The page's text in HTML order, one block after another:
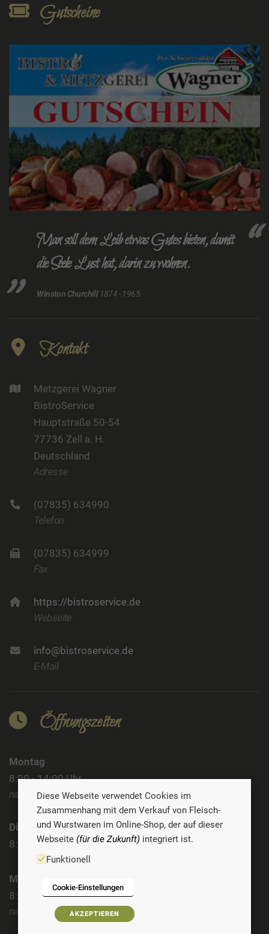
Gutscheine
Man soll dem Leib etwas Gutes bieten, damit
die Seele Lust hat, darin zu wohnen.
Winston Churchill1874 - 1965
Kontakt
Metzgerei Wagner
BistroService
Hauptstraße 50-54
77736 Zell a. H.
Deutschland
Adresse
(07835) 634990
Telefon
(07835) 634999
Fax
https://bistroservice.de
Webseite
info@bistroservice.de
E-Mail
Öffnungszeiten
Montag
8:00 - 14:00 Uhr
nachmittags geschlossen
Dienstag
8:00 - 14:00 Uhr
Mittwoch
8:00 - 14:00 Uhr
nachmittags geschlossen
Diese Webseite verwendet Cookies im
Zusammenhang mit dem Verkauf von Fleisch-
und Wurstwaren im Online-Shop, der auf dieser
Webseite (für die Zukunft) integriert ist.
Funktionell
Cookie-Einstellungen
AKZEPTIEREN